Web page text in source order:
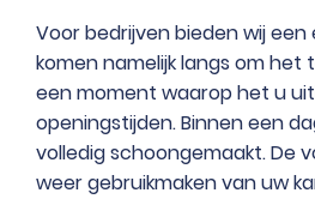
Voor bedrijven bieden wij een
komen namelijk langs om het
een moment waarop het u
openingstijden. Binnen een
volledig schoongemaakt. De
weer gebruikmaken van uw